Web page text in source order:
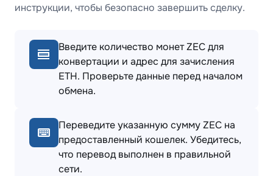
инструкции, чтобы безопасно завершить сделку.
Введите количество монет ZEC для
конвертации и адрес для зачисления
ETH. Проверьте данные перед началом
обмена.
Переведите указанную сумму ZEC на
предоставленный кошелек. Убедитесь,
что перевод выполнен в правильной
сети.